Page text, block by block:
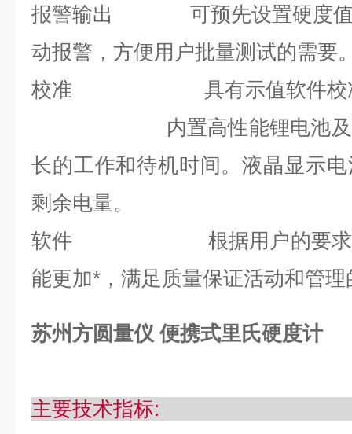
报警输出
可预先设置硬度
动报警，方便用户批量测试的需要
校准
具有示值软件
内置高性能锂电池
长的工作和待机时间。液晶显示
剩余电量。
软件
根据用户的要
能更加*，满足质量保证活动和管
苏州方圆量仪 便携式里氏硬度计
主要技术指标